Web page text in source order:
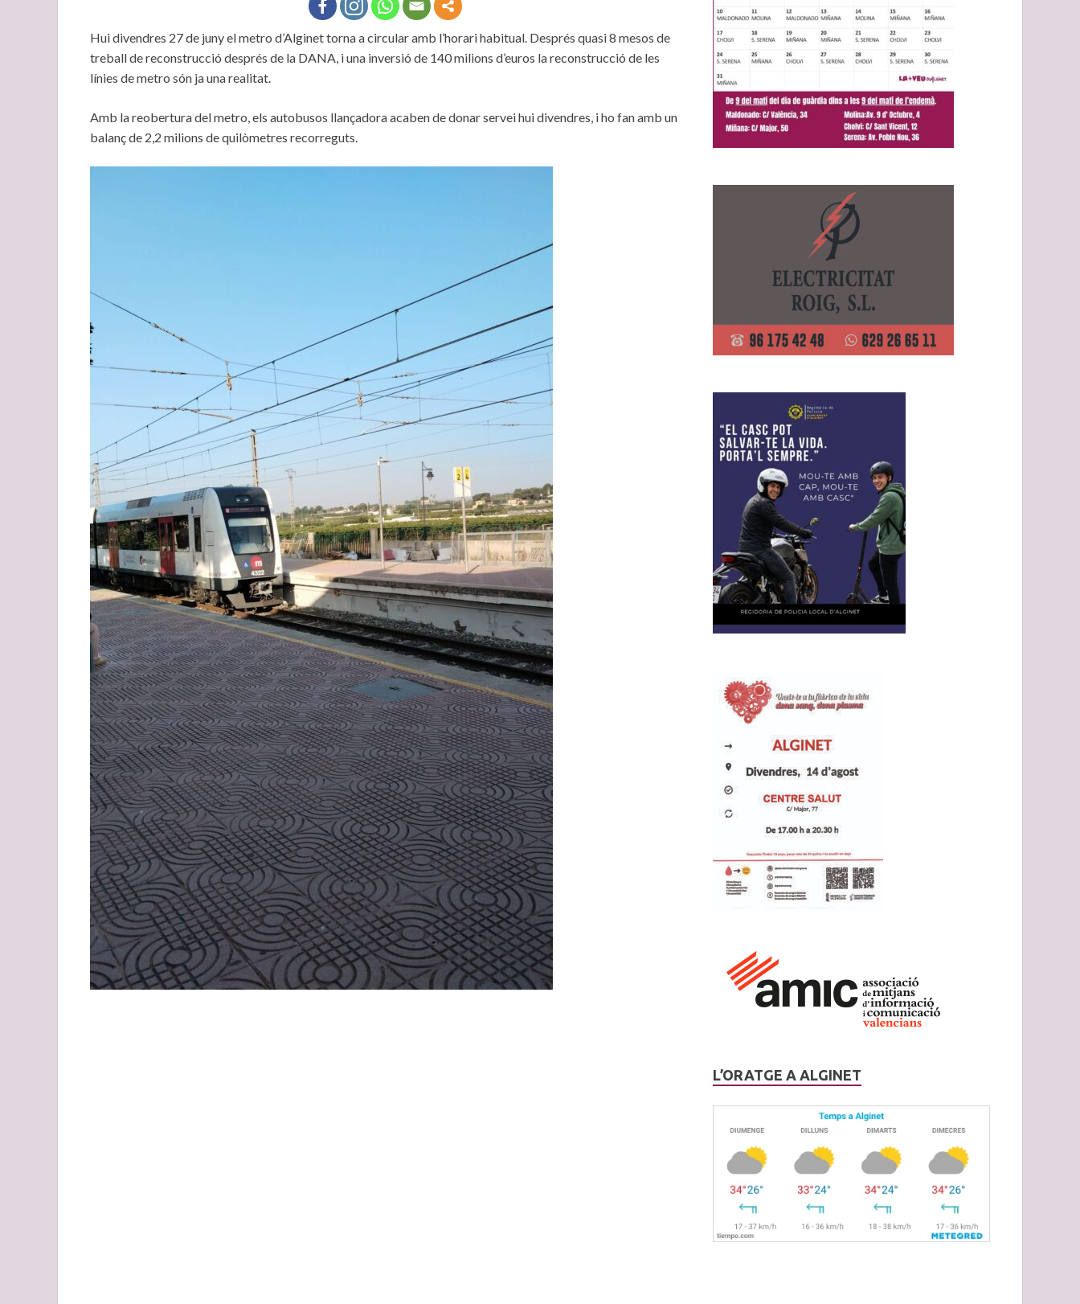
Hui divendres 27 de juny el metro d’Alginet torna a circular amb l’horari habitual. Després quasi 8 mesos de
treball de reconstrucció després de la DANA, i una inversió de 140 milions d’euros la reconstrucció de les
línies de metro són ja una realitat.
Amb la reobertura del metro, els autobusos llançadora acaben de donar servei hui divendres, i ho fan amb un
balanç de 2,2 milions de quilòmetres recorreguts.
L’ORATGE A ALGINET